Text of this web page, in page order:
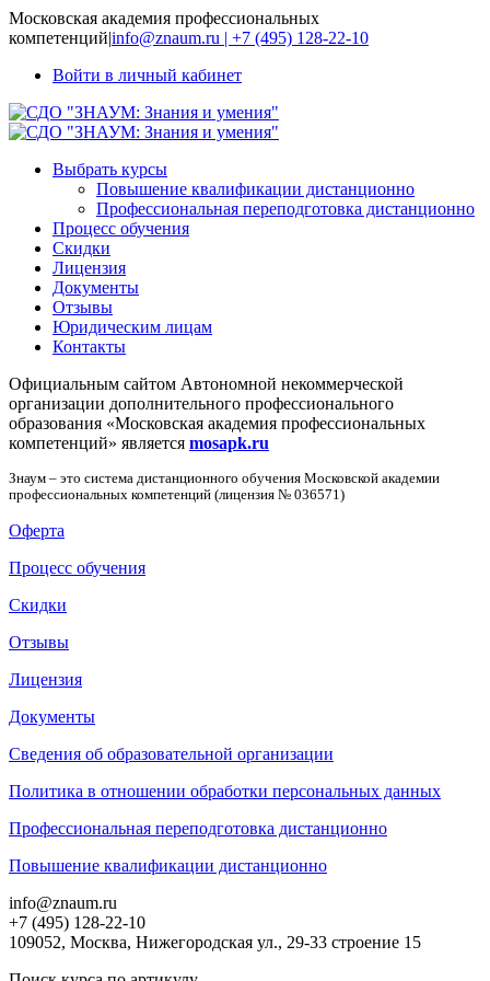
Московская академия профессиональных
компетенций|info@znaum.ru | +7 (495) 128-22-10
Войти в личный кабинет
Выбрать курсы
Повышение квалификации дистанционно
Профессиональная переподготовка дистанционно
Процесс обучения
Скидки
Лицензия
Документы
Отзывы
Юридическим лицам
Контакты
Официальным сайтом Автономной некоммерческой
организации дополнительного профессионального
образования «Московская академия профессиональных
компетенций» является mosapk.ru
Знаум – это система дистанционного обучения Московской академии
профессиональных компетенций (лицензия № 036571)
Оферта
Процесс обучения
Скидки
Отзывы
Лицензия
Документы
Сведения об образовательной организации
Политика в отношении обработки персональных данных
Профессиональная переподготовка дистанционно
Повышение квалификации дистанционно
info@znaum.ru
+7 (495) 128-22-10
109052, Москва, Нижегородская ул., 29-33 строение 15